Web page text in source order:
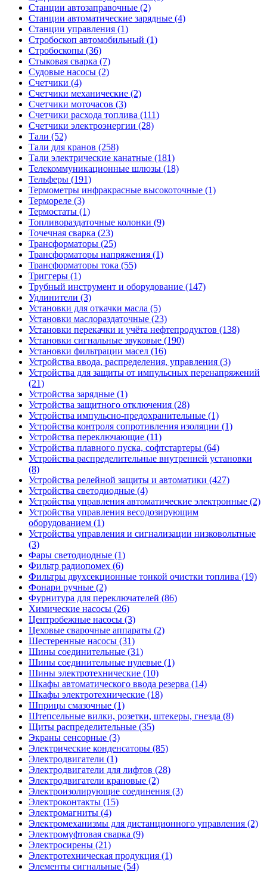
Станции автозаправочные (2)
Станции автоматические зарядные (4)
Станции управления (1)
Стробоскоп автомобильный (1)
Стробоскопы (36)
Стыковая сварка (7)
Судовые насосы (2)
Счетчики (4)
Счетчики механические (2)
Счетчики моточасов (3)
Счетчики расхода топлива (111)
Счетчики электроэнергии (28)
Тали (52)
Тали для кранов (258)
Тали электрические канатные (181)
Телекоммуникационные шлюзы (18)
Тельферы (191)
Термометры инфракрасные высокоточные (1)
Термореле (3)
Термостаты (1)
Топливораздаточные колонки (9)
Точечная сварка (23)
Трансформаторы (25)
Трансформаторы напряжения (1)
Трансформаторы тока (55)
Триггеры (1)
Трубный инструмент и оборудование (147)
Удлинители (3)
Установки для откачки масла (5)
Установки маслораздаточные (23)
Установки перекачки и учёта нефтепродуктов (138)
Установки сигнальные звуковые (190)
Установки фильтрации масел (16)
Устройства ввода, распределения, управления (3)
Устройства для защиты от импульсных перенапряжений
(21)
Устройства зарядные (1)
Устройства защитного отключения (28)
Устройства импульсно-предохранительные (1)
Устройства контроля сопротивления изоляции (1)
Устройства переключающие (11)
Устройства плавного пуска, софтстартеры (64)
Устройства распределительные внутренней установки
(8)
Устройства релейной защиты и автоматики (427)
Устройства светодиодные (4)
Устройства управления автоматические электронные (2)
Устройства управления весодозирующим
оборудованием (1)
Устройства управления и сигнализации низковольтные
(3)
Фары светодиодные (1)
Фильтр радиопомех (6)
Фильтры двухсекционные тонкой очистки топлива (19)
Фонари ручные (2)
Фурнитура для переключателей (86)
Химические насосы (26)
Центробежные насосы (3)
Цеховые сварочные аппараты (2)
Шестеренные насосы (31)
Шины соединительные (31)
Шины соединительные нулевые (1)
Шины электротехнические (10)
Шкафы автоматического ввода резерва (14)
Шкафы электротехнические (18)
Шприцы смазочные (1)
Штепсельные вилки, розетки, штекеры, гнезда (8)
Щиты распределительные (35)
Экраны сенсорные (3)
Электрические конденсаторы (85)
Электродвигатели (1)
Электродвигатели для лифтов (28)
Электродвигатели крановые (2)
Электроизолирующие соединения (3)
Электроконтакты (15)
Электромагниты (4)
Электромеханизмы для дистанционного управления (2)
Электромуфтовая сварка (9)
Электросирены (21)
Электротехническая продукция (1)
Элементы сигнальные (54)